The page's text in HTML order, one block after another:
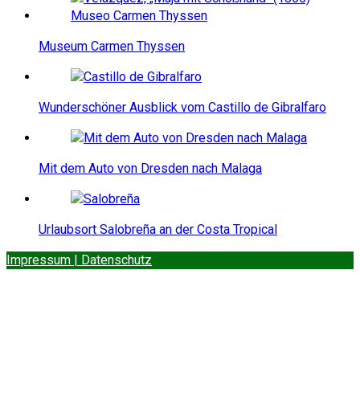
Museum Carmen Thyssen
Wunderschöner Ausblick vom Castillo de Gibralfaro
Mit dem Auto von Dresden nach Malaga
Urlaubsort Salobreña an der Costa Tropical
Impressum | Datenschutz